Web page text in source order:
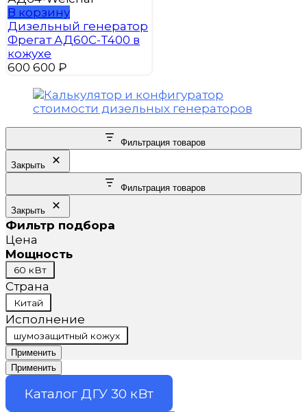
В корзину
Дизельный генератор
Фрегат АД60С-Т400 в
кожухе
600 600 ₽
Фильтрация товаров
Закрыть
Фильтрация товаров
Закрыть
Фильтр подбора
Цена
Мощность
Мощность
60 кВт
Страна
Страна
Китай
Исполнение
Исполнение
шумозащитный кожух
Применить
Применить
Каталог ДГУ 30 кВт